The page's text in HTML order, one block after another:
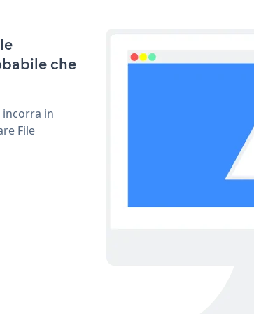
che
incorra in
File